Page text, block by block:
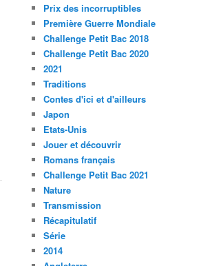
Prix des incorruptibles
Première Guerre Mondiale
Challenge Petit Bac 2018
Challenge Petit Bac 2020
2021
Traditions
Contes d'ici et d'ailleurs
Japon
Etats-Unis
Jouer et découvrir
Romans français
Challenge Petit Bac 2021
Nature
Transmission
Récapitulatif
Série
2014